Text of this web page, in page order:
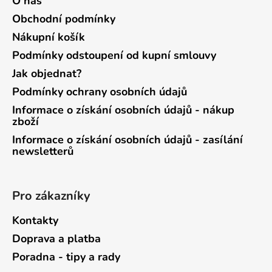
Obchodní podmínky
Nákupní košík
Podmínky odstoupení od kupní smlouvy
Jak objednat?
Podmínky ochrany osobních údajů
Informace o získání osobních údajů - nákup
zboží
Informace o získání osobních údajů - zasílání
newsletterů
Pro zákazníky
Kontakty
Doprava a platba
Poradna - tipy a rady